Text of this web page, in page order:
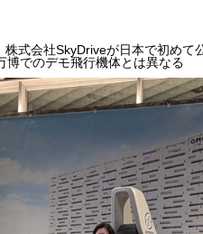
式会社SkyDriveが日本で初めて
でのデモ飛行機体とは異なる